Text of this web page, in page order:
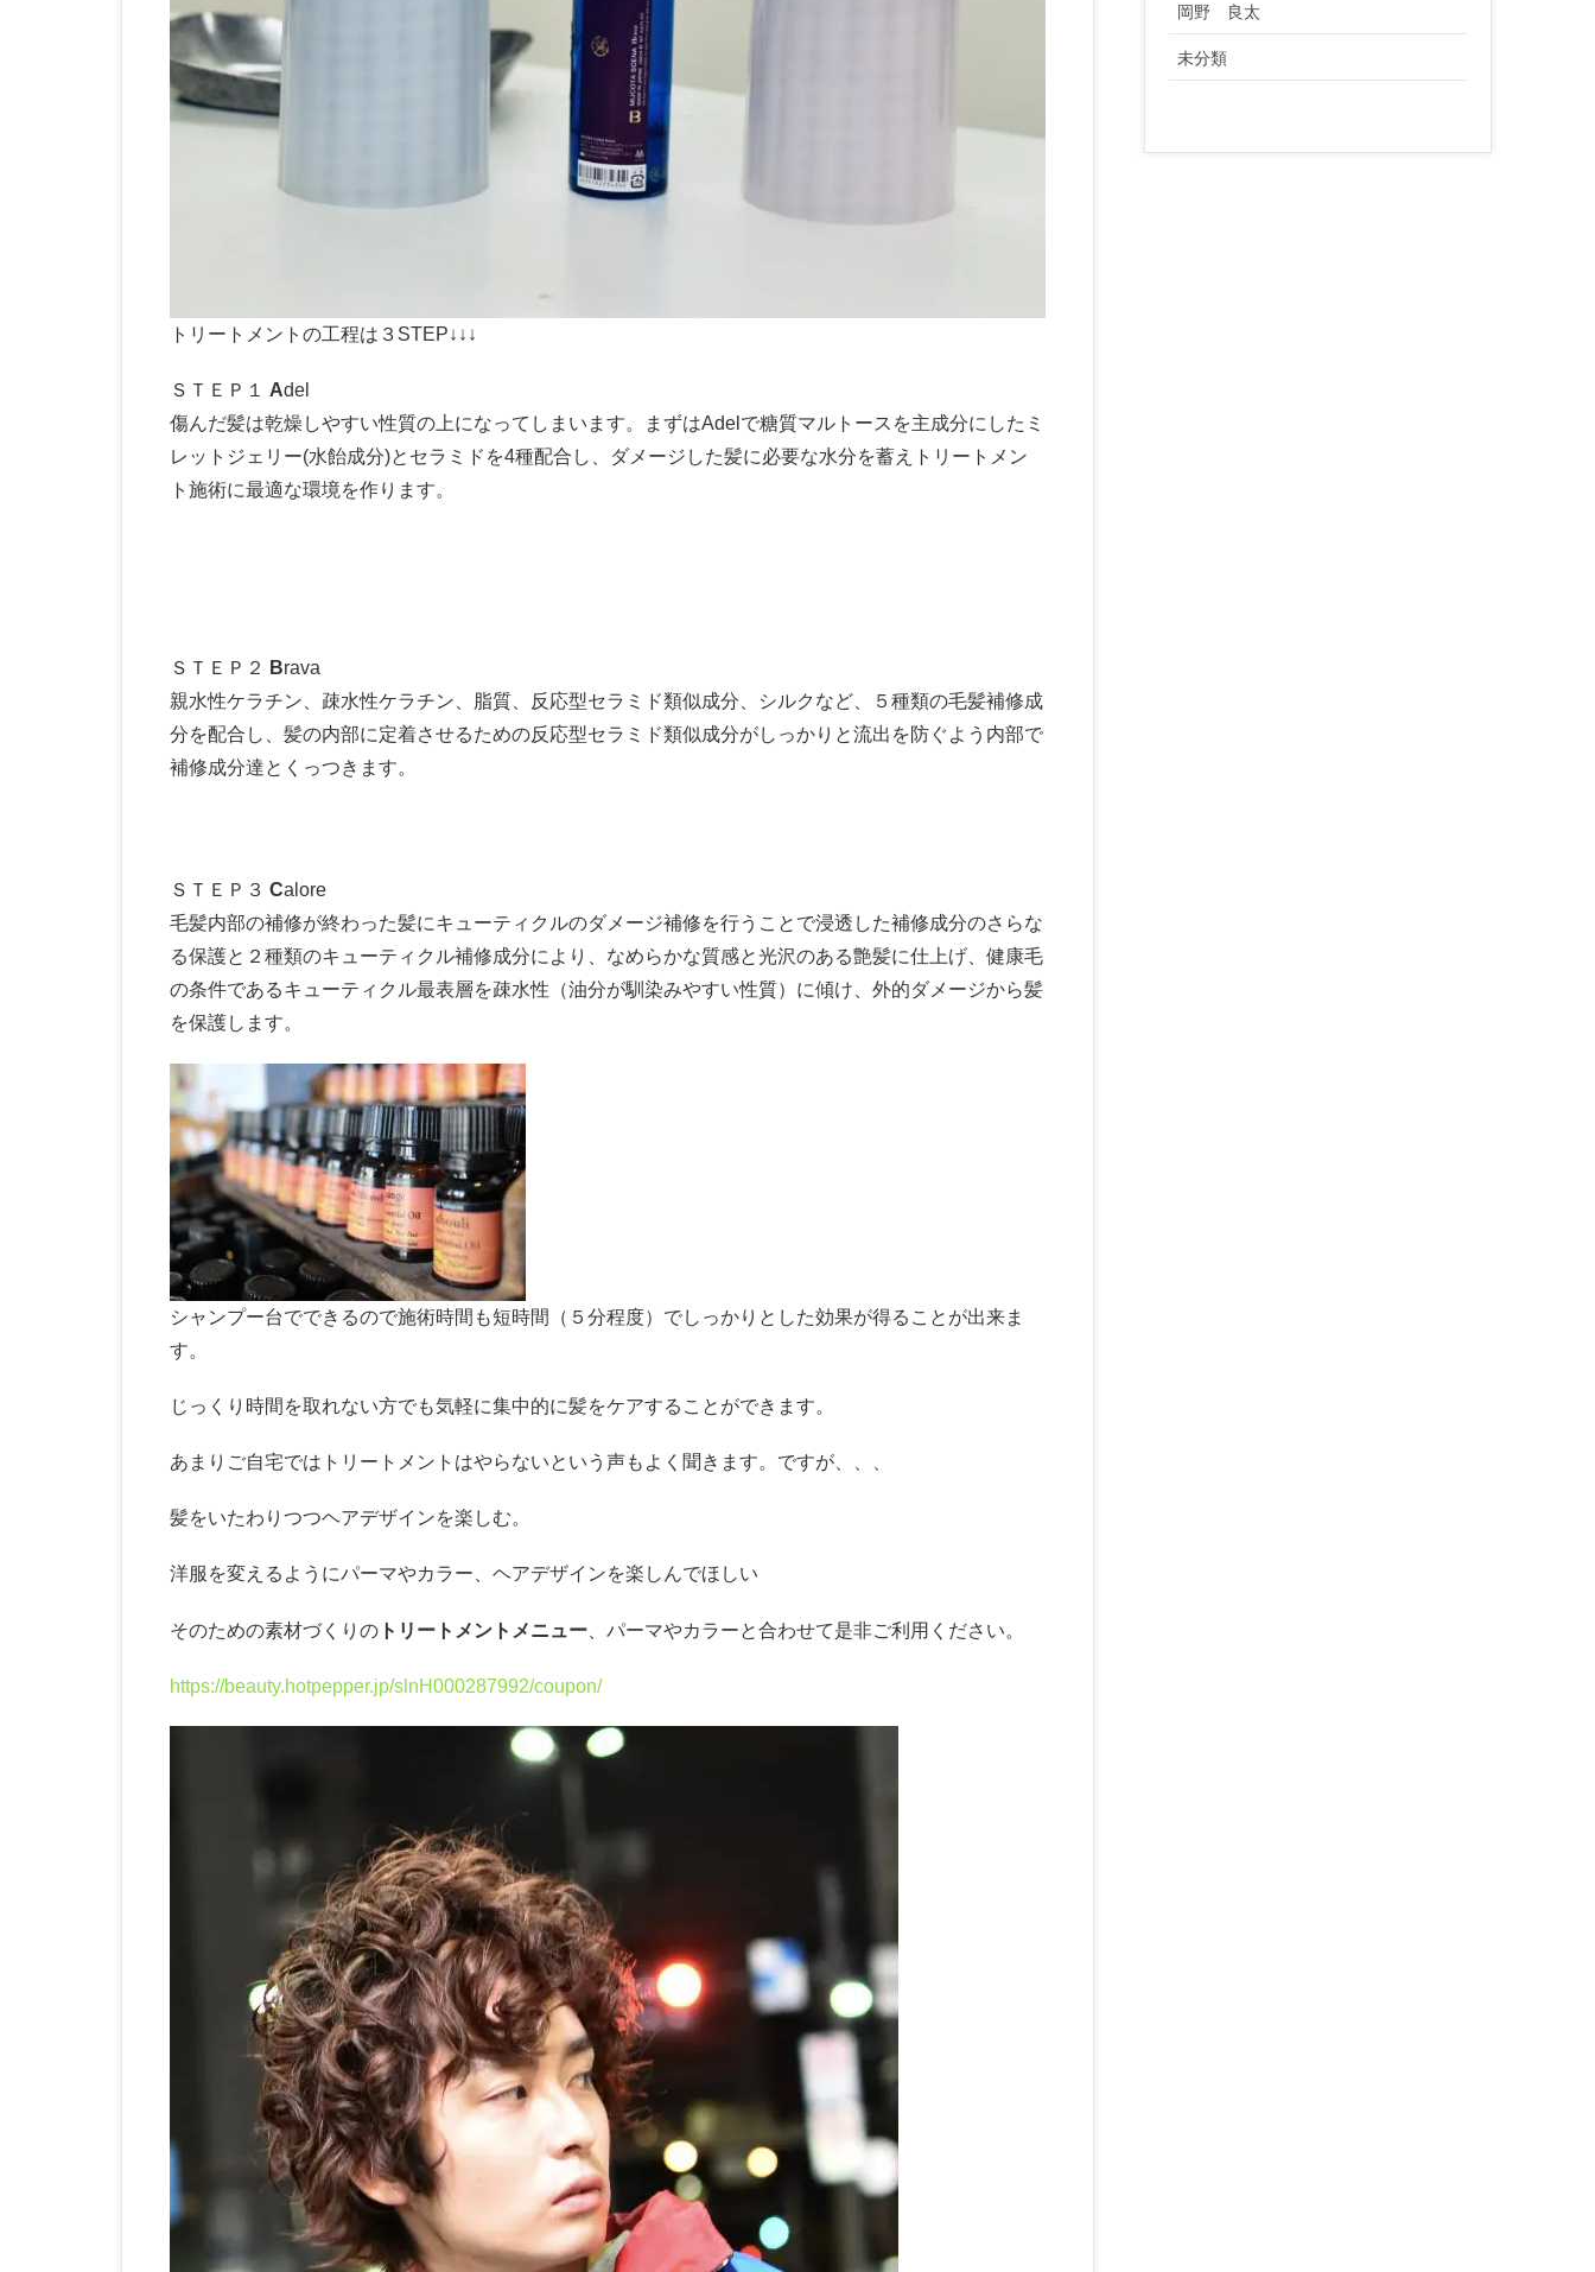
トリートメントの工程は３STEP↓↓↓
ＳＴＥＰ１ Adel
傷んだ髪は乾燥しやすい性質の上になってしまいます。まずはAdelで糖質マルトースを主成分にしたミ
レットジェリー(水飴成分)とセラミドを4種配合し、ダメージした髪に必要な水分を蓄えトリートメン
ト施術に最適な環境を作ります。
ＳＴＥＰ２ Brava
親水性ケラチン、疎水性ケラチン、脂質、反応型セラミド類似成分、シルクなど、５種類の毛髪補修成
分を配合し、髪の内部に定着させるための反応型セラミド類似成分がしっかりと流出を防ぐよう内部で
補修成分達とくっつきます。
ＳＴＥＰ３ Calore
毛髪内部の補修が終わった髪にキューティクルのダメージ補修を行うことで浸透した補修成分のさらな
る保護と２種類のキューティクル補修成分により、なめらかな質感と光沢のある艶髪に仕上げ、健康毛
の条件であるキューティクル最表層を疎水性（油分が馴染みやすい性質）に傾け、外的ダメージから髪
を保護します。
シャンプー台でできるので施術時間も短時間（５分程度）でしっかりとした効果が得ることが出来ま
す。
じっくり時間を取れない方でも気軽に集中的に髪をケアすることができます。
あまりご自宅ではトリートメントはやらないという声もよく聞きます。ですが、、、
髪をいたわりつつヘアデザインを楽しむ。
洋服を変えるようにパーマやカラー、ヘアデザインを楽しんでほしい
そのための素材づくりの トリートメントメニュー 、パーマやカラーと合わせて是非ご利用ください。
https://beauty.hotpepper.jp/slnH000287992/coupon/
岡野 良太
未分類